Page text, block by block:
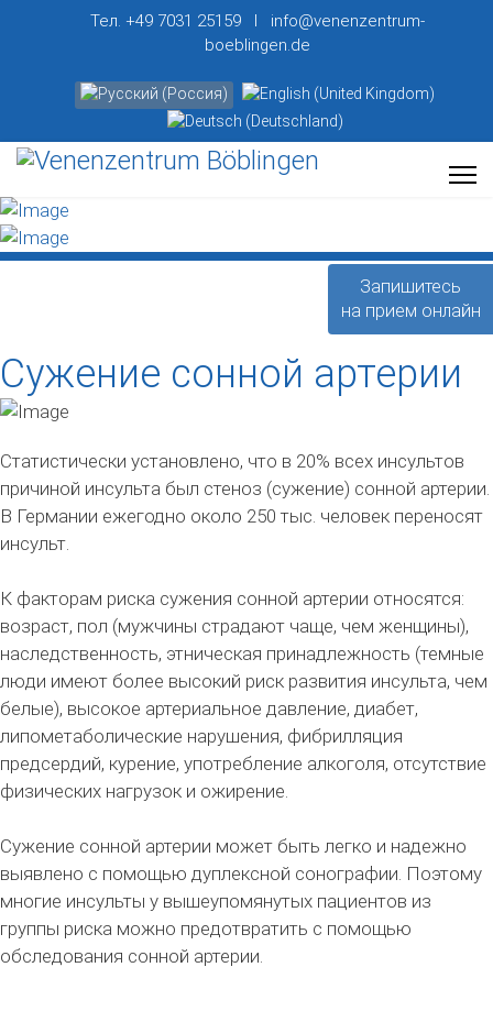
Тел. +49 7031 25159 I info@venenzentrum-
boeblingen.de
Запишитесь
на прием онлайн
Выберите язык
Сужение сонной артерии
Статистически установлено, что в 20% всех инсультов
причиной инсульта был стеноз (сужение) сонной артерии.
В Германии ежегодно около 250 тыс. человек переносят
инсульт.
К факторам риска сужения сонной артерии относятся:
возраст, пол (мужчины страдают чаще, чем женщины),
наследственность, этническая принадлежность (темные
люди имеют более высокий риск развития инсульта, чем
белые), высокое артериальное давление, диабет,
липометаболические нарушения, фибрилляция
предсердий, курение, употребление алкоголя, отсутствие
физических нагрузок и ожирение.
Сужение сонной артерии может быть легко и надежно
выявлено с помощью дуплексной сонографии. Поэтому
многие инсульты у вышеупомянутых пациентов из
группы риска можно предотвратить с помощью
обследования сонной артерии.